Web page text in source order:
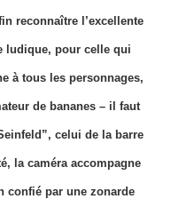
reconnaître l’excellente
ludique, pour celle qui
à tous les personnages,
de bananes – il faut
celui de la barre
la caméra accompagne
confié par une zonarde